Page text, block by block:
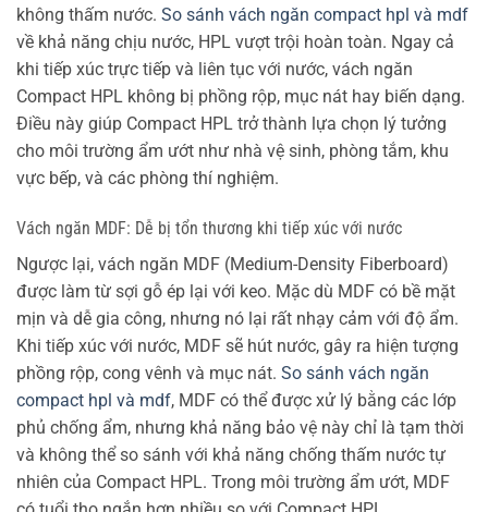
không thấm nước. So sánh vách ngăn compact hpl và mdf
về khả năng chịu nước, HPL vượt trội hoàn toàn. Ngay cả
khi tiếp xúc trực tiếp và liên tục với nước, vách ngăn
Compact HPL không bị phồng rộp, mục nát hay biến dạng.
Điều này giúp Compact HPL trở thành lựa chọn lý tưởng
cho môi trường ẩm ướt như nhà vệ sinh, phòng tắm, khu
vực bếp, và các phòng thí nghiệm.
Vách ngăn MDF: Dễ bị tổn thương khi tiếp xúc với nước
Ngược lại, vách ngăn MDF (Medium-Density Fiberboard)
được làm từ sợi gỗ ép lại với keo. Mặc dù MDF có bề mặt
mịn và dễ gia công, nhưng nó lại rất nhạy cảm với độ ẩm.
Khi tiếp xúc với nước, MDF sẽ hút nước, gây ra hiện tượng
phồng rộp, cong vênh và mục nát. So sánh vách ngăn
compact hpl và mdf, MDF có thể được xử lý bằng các lớp
phủ chống ẩm, nhưng khả năng bảo vệ này chỉ là tạm thời
và không thể so sánh với khả năng chống thấm nước tự
nhiên của Compact HPL. Trong môi trường ẩm ướt, MDF